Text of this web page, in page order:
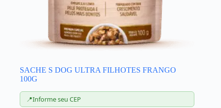
SACHE S DOG ULTRA FILHOTES FRANGO
100G
📍Informe seu CEP